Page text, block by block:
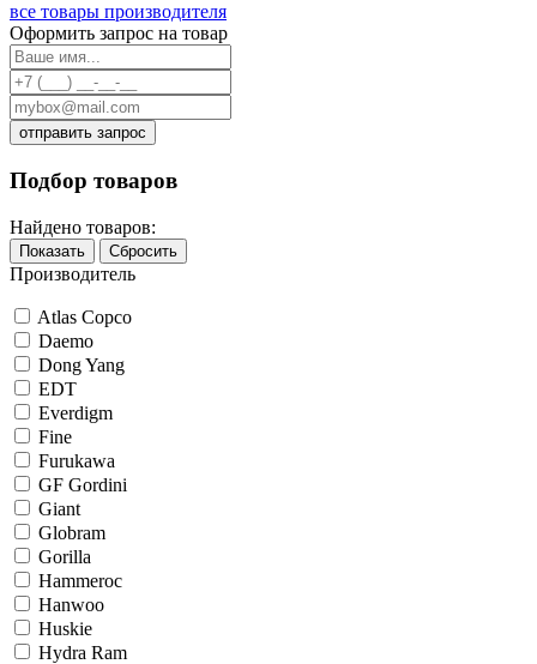
все товары производителя
Оформить запрос на товар
отправить запрос
Подбор товаров
Найдено товаров:
Показать Сбросить
Производитель
Atlas Copco
Daemo
Dong Yang
EDT
Everdigm
Fine
Furukawa
GF Gordini
Giant
Globram
Gorilla
Hammeroc
Hanwoo
Huskie
Hydra Ram